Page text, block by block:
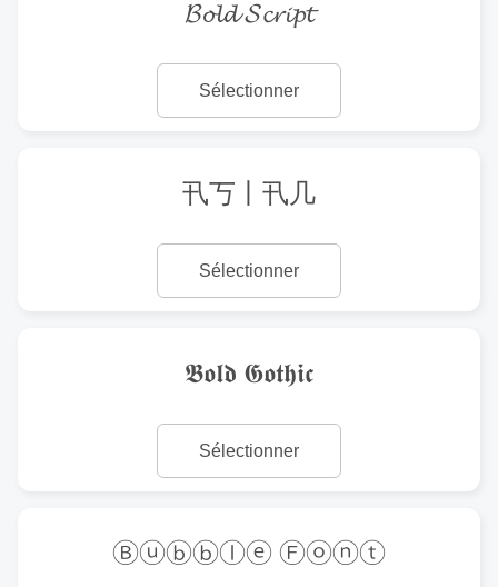
𝓑𝓸𝓵𝓭 𝓢𝓬𝓻𝓲𝓹𝓽
Sélectionner
卂丂丨卂几
Sélectionner
𝕭𝖔𝖑𝖉 𝕲𝖔𝖙𝖍𝖎𝖈
Sélectionner
Ⓑⓤⓑⓑⓛⓔ Ⓕⓞⓝⓣ